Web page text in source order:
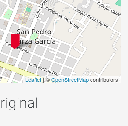
Leaflet| ©OpenStreetMapcontributors